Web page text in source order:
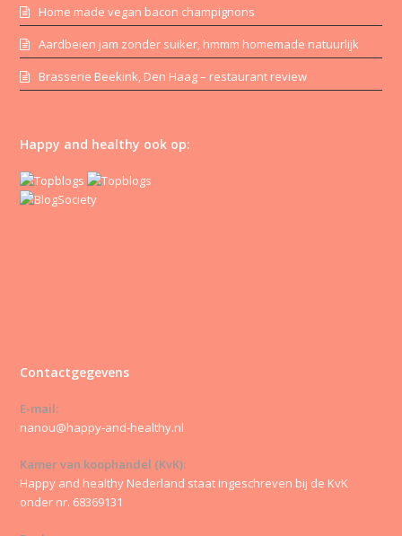
Home made vegan bacon champignons
Aardbeien jam zonder suiker, hmmm homemade natuurlijk
Brasserie Beekink, Den Haag – restaurant review
Happy and healthy ook op:
Contactgegevens
E-mail:
nanou@happy-and-healthy.nl
Kamer van koophandel (KvK):
Happy and healthy Nederland staat ingeschreven bij de KvK
onder nr. 68369131